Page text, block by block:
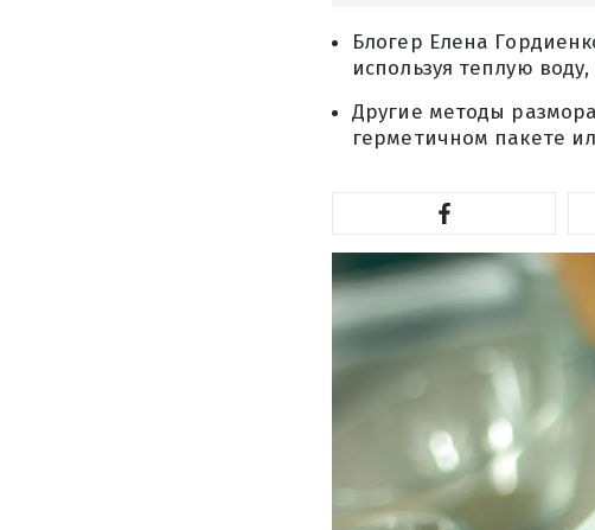
Блогер Елена
используя теплую воду,
Другие методы
герметичном пакете